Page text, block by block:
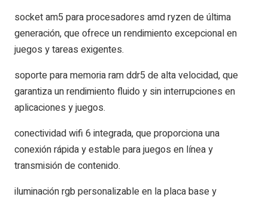
socket am5 para procesadores amd ryzen de última
generación, que ofrece un rendimiento excepcional en
juegos y tareas exigentes.
soporte para memoria ram ddr5 de alta velocidad, que
garantiza un rendimiento fluido y sin interrupciones en
aplicaciones y juegos.
conectividad wifi 6 integrada, que proporciona una
conexión rápida y estable para juegos en línea y
transmisión de contenido.
iluminación rgb personalizable en la placa base y